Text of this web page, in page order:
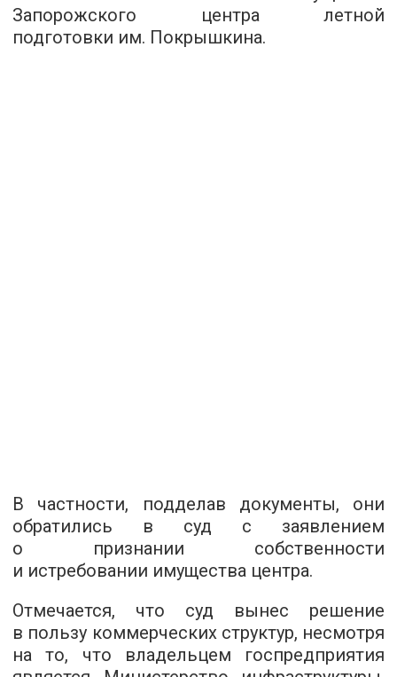
Запорожского центра летной
подготовки им. Покрышкина.
В частности, подделав документы, они
обратились в суд с заявлением
о признании собственности
и истребовании имущества центра.
Отмечается, что суд вынес решение
в пользу коммерческих структур, несмотря
на то, что владельцем госпредприятия